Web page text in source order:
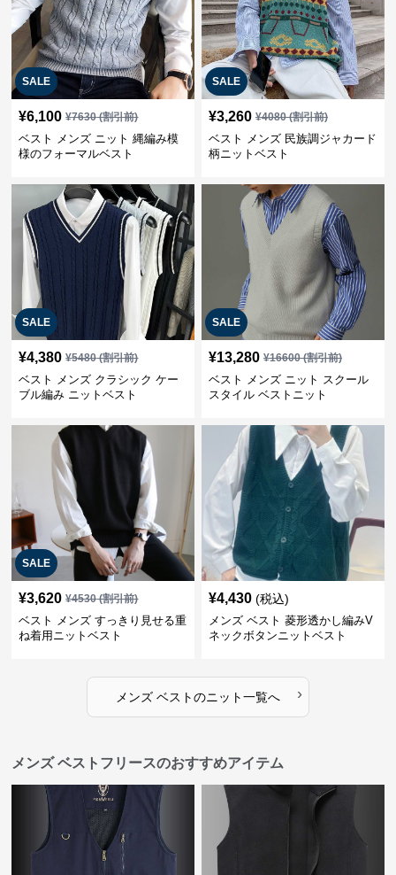
SALE
¥6,100 ¥7630(割引前)
ベスト メンズ ニット 縄編み模
様のフォーマルベスト
SALE
¥3,260 ¥4080(割引前)
ベスト メンズ 民族調ジャカード
柄ニットベスト
SALE
¥4,380 ¥5480(割引前)
ベスト メンズ クラシック ケー
ブル編み ニットベスト
SALE
¥13,280 ¥16600(割引前)
ベスト メンズ ニット スクール
スタイル ベストニット
SALE
¥3,620 ¥4530(割引前)
ベスト メンズ すっきり見せる重
ね着用ニットベスト
¥4,430 (税込)
メンズ ベスト 菱形透かし編みV
ネックボタンニットベスト
メンズ ベストのニット一覧へ ›
メンズ ベストフリースのおすすめアイテム